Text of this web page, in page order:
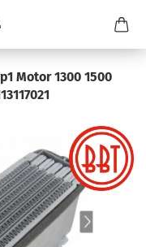
Motor 1300 1500